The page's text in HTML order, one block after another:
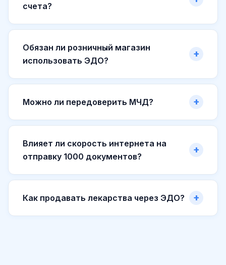
счета?
Обязан ли розничный магазин
использовать ЭДО?
Можно ли передоверить МЧД?
Влияет ли скорость интернета на
отправку 1000 документов?
Как продавать лекарства через ЭДО?